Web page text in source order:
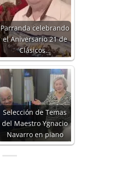
Parranda celebrando
el Aniversario 21 de
Clásicos…
Selección de Temas
del Maestro Ygnacio
Navarro en piano